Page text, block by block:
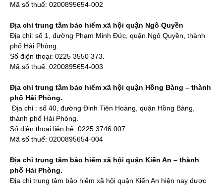
Mã số thuế: 0200895654-002
Địa chỉ trung tâm bảo hiểm xã hội quận Ngô Quyền
Địa chỉ: số 1, đường Phạm Minh Đức, quận Ngô Quyền, thành
phố Hải Phòng.
Số điện thoại: 0225 3550 373.
Mã số thuế: 0200895654-003
Địa chỉ trung tâm bảo hiểm xã hội quận Hồng Bàng – thành
phố Hải Phòng.
Địa chỉ : số 40, đường Đinh Tiên Hoàng, quận Hồng Bàng,
thành phố Hải Phòng.
Số điện thoại liên hệ: 0225.3746.007.
Mã số thuế: 0200895654-004
Địa chỉ trung tâm bảo hiểm xã hội quận Kiến An – thành
phố Hải Phòng.
Địa chỉ trung tâm bảo hiểm xã hội quận Kiến An hiện nay được